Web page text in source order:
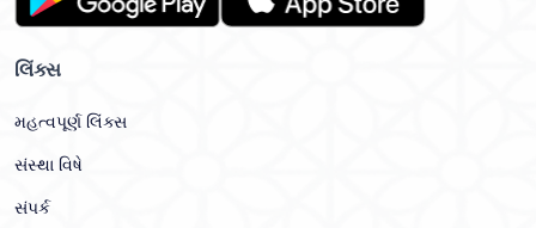
લિંક્સ
મહત્વપૂર્ણ લિંક્સ
સંસ્થા વિષે
સંપર્ક